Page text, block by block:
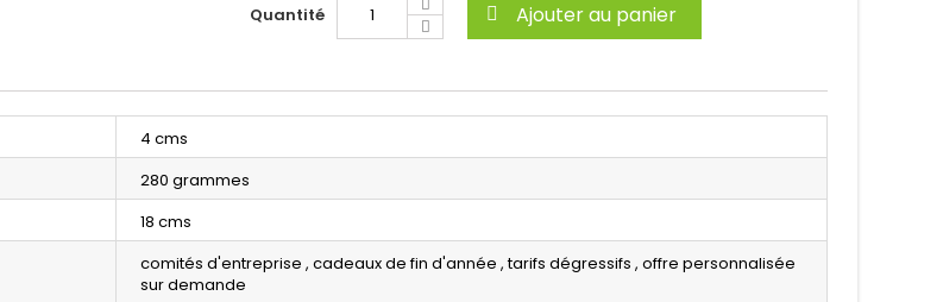
Quantité Ajouter au panier
4 cms
280 grammes
18 cms
comités d'entreprise , cadeaux de fin d'année , tarifs dégressifs , offre personnalisée
sur demande